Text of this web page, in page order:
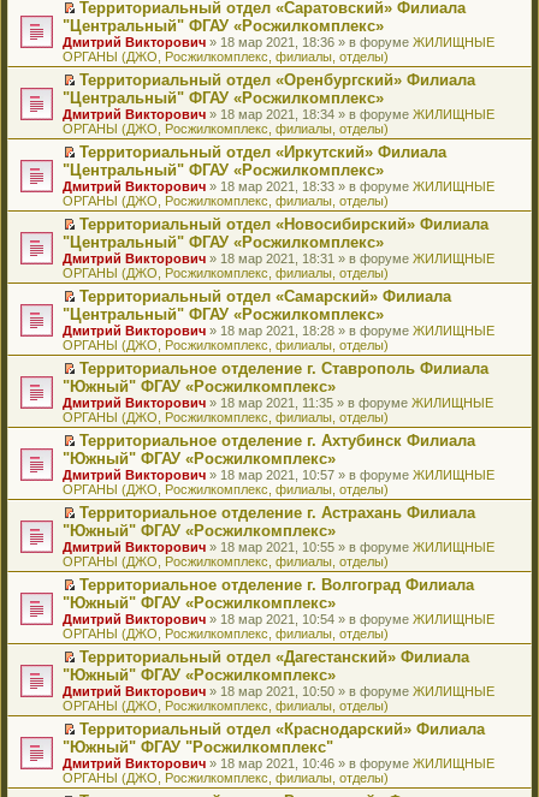
е
н
и
ю
с
о
о
б
щ
е
н
и
ю
н
н
о
м
у
с
о
о
б
щ
е
н
и
ю
о
ч
и
т
а
н
н
о
м
у
с
о
о
б
щ
е
н
и
ю
у
н
е
п
р
о
ч
и
т
а
н
н
о
м
у
с
о
о
б
щ
е
н
и
ю
е
р
в
о
м
у
н
е
п
р
о
ч
и
т
а
н
н
о
м
у
с
о
о
б
щ
е
н
и
ю
й
т
и
к
п
е
р
в
о
м
у
н
е
п
р
о
ч
и
т
а
н
н
о
м
у
с
о
о
б
щ
е
н
и
ю
П
е
р
е
й
т
и
к
п
е
р
в
о
м
у
н
е
п
р
о
ч
и
т
а
н
н
о
м
у
с
о
о
б
щ
е
н
и
ю
Территориальный отдел «Саратовский» Филиала
"Центральный" ФГАУ «Росжилкомплекс»
Дмитрий Викторович » 18 мар 2021, 18:36 » в форуме ЖИЛИЩНЫЕ
ОРГАНЫ (ДЖО, Росжилкомплекс, филиалы, отделы)
П
е
р
е
й
т
и
к
п
е
р
в
о
м
у
н
е
п
р
о
ч
и
т
а
н
н
о
м
у
с
о
о
б
щ
е
н
и
ю
Территориальный отдел «Оренбургский» Филиала
"Центральный" ФГАУ «Росжилкомплекс»
Дмитрий Викторович » 18 мар 2021, 18:34 » в форуме ЖИЛИЩНЫЕ
ОРГАНЫ (ДЖО, Росжилкомплекс, филиалы, отделы)
П
е
р
е
й
т
и
к
п
е
р
в
о
м
у
н
е
п
р
о
ч
и
т
а
н
н
о
м
у
с
о
о
б
щ
е
н
и
ю
Территориальный отдел «Иркутский» Филиала
"Центральный" ФГАУ «Росжилкомплекс»
Дмитрий Викторович » 18 мар 2021, 18:33 » в форуме ЖИЛИЩНЫЕ
ОРГАНЫ (ДЖО, Росжилкомплекс, филиалы, отделы)
П
е
р
е
й
т
и
к
п
е
р
в
о
м
у
н
е
п
р
о
ч
и
т
а
н
н
о
м
у
с
о
о
б
щ
е
н
и
ю
Территориальный отдел «Новосибирский» Филиала
"Центральный" ФГАУ «Росжилкомплекс»
Дмитрий Викторович » 18 мар 2021, 18:31 » в форуме ЖИЛИЩНЫЕ
ОРГАНЫ (ДЖО, Росжилкомплекс, филиалы, отделы)
П
е
р
е
й
т
и
к
п
е
р
в
о
м
у
н
е
п
р
о
ч
и
т
а
н
н
о
м
у
с
о
о
б
щ
Территориальный отдел «Самарский» Филиала
"Центральный" ФГАУ «Росжилкомплекс»
Дмитрий Викторович » 18 мар 2021, 18:28 » в форуме ЖИЛИЩНЫЕ
ОРГАНЫ (ДЖО, Росжилкомплекс, филиалы, отделы)
П
е
р
е
й
т
и
к
п
е
р
в
о
м
у
н
е
п
р
о
ч
и
т
а
н
н
о
м
у
Территориальное отделение г. Ставрополь Филиала
"Южный" ФГАУ «Росжилкомплекс»
Дмитрий Викторович » 18 мар 2021, 11:35 » в форуме ЖИЛИЩНЫЕ
ОРГАНЫ (ДЖО, Росжилкомплекс, филиалы, отделы)
П
е
р
е
й
т
и
к
п
е
р
в
о
м
у
н
е
п
р
о
ч
и
т
а
Территориальное отделение г. Ахтубинск Филиала
"Южный" ФГАУ «Росжилкомплекс»
Дмитрий Викторович » 18 мар 2021, 10:57 » в форуме ЖИЛИЩНЫЕ
ОРГАНЫ (ДЖО, Росжилкомплекс, филиалы, отделы)
П
е
р
е
й
т
и
к
п
е
р
в
о
м
у
н
е
п
р
Территориальное отделение г. Астрахань Филиала
"Южный" ФГАУ «Росжилкомплекс»
Дмитрий Викторович » 18 мар 2021, 10:55 » в форуме ЖИЛИЩНЫЕ
ОРГАНЫ (ДЖО, Росжилкомплекс, филиалы, отделы)
П
е
р
е
й
т
и
к
п
е
р
в
о
м
Территориальное отделение г. Волгоград Филиала
"Южный" ФГАУ «Росжилкомплекс»
Дмитрий Викторович » 18 мар 2021, 10:54 » в форуме ЖИЛИЩНЫЕ
ОРГАНЫ (ДЖО, Росжилкомплекс, филиалы, отделы)
П
е
р
е
й
т
и
к
п
Территориальный отдел «Дагестанский» Филиала
"Южный" ФГАУ «Росжилкомплекс»
Дмитрий Викторович » 18 мар 2021, 10:50 » в форуме ЖИЛИЩНЫЕ
ОРГАНЫ (ДЖО, Росжилкомплекс, филиалы, отделы)
П
е
р
е
Территориальный отдел «Краснодарский» Филиала
"Южный" ФГАУ "Росжилкомплекс"
Дмитрий Викторович » 18 мар 2021, 10:46 » в форуме ЖИЛИЩНЫЕ
ОРГАНЫ (ДЖО, Росжилкомплекс, филиалы, отделы)